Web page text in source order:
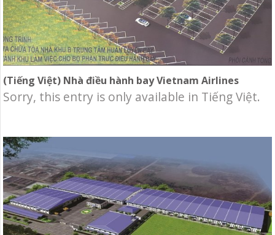
(Tiếng Việt) Nhà điều hành bay Vietnam Airlines
Sorry, this entry is only available in Tiếng Việt.